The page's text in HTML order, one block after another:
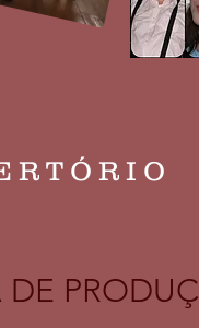
R T Ó R I O
DE